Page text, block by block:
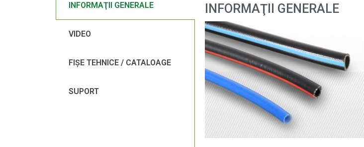
INFORMAŢII GENERALE
VIDEO
FIŞE TEHNICE / CATALOAGE
SUPORT
INFORMAŢII GENERALE